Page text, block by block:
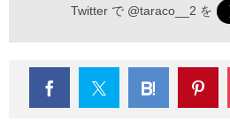
Twitter で @taraco__2 を